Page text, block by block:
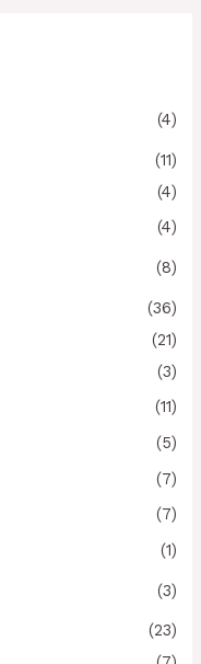
(4)
(11)
(4)
(4)
(8)
(36)
(21)
(3)
(11)
(5)
(7)
(7)
(1)
(3)
(23)